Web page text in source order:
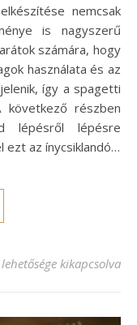
nemcsak
is nagyszerű
számára, hogy
használata és az
így a spagetti
következő részben
lépésről lépésre
ezt az ínycsiklandó…
spagetti receptek –
kikapcsolva